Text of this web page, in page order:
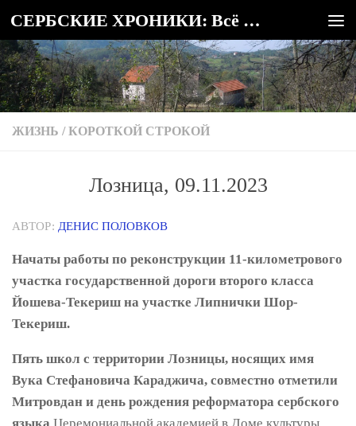
Под записью СЕРБСКИЕ ХРОНИКИ: Всё о Сербии
ЖИЗНЬ / КОРОТКОЙ СТРОКОЙ
Лозница, 09.11.2023
АВТОР: ДЕНИС ПОЛОВКОВ
Начаты работы по реконструкции 11-километрового
участка государственной дороги второго класса
Йошева-Текериш на участке Липнички Шор-
Текериш.
Пять школ с территории Лозницы, носящих имя
Вука Стефановича Караджича, совместно отметили
Митровдан и день ​​рождения реформатора сербского